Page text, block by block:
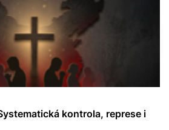
kontrola, represe i